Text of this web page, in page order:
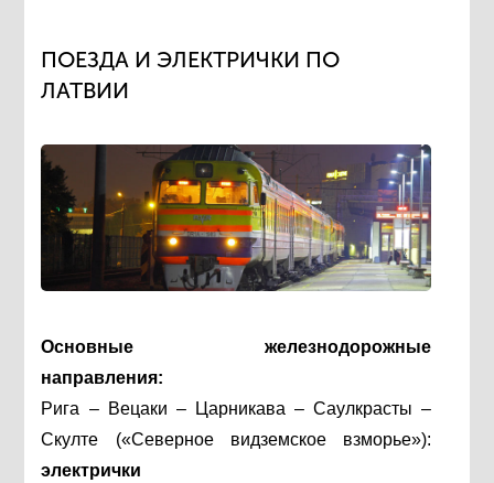
ПОЕЗДА И ЭЛЕКТРИЧКИ ПО
ЛАТВИИ
Основные железнодорожные
направления:
Рига – Вецаки – Царникава – Саулкрасты –
Скулте («Северное видземское взморье»):
электрички